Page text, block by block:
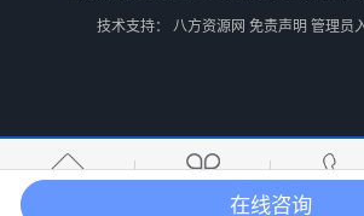
erp企业管理软件 ERP管理
技术支持： 八方资源网 免责声明 管理员
在线咨询